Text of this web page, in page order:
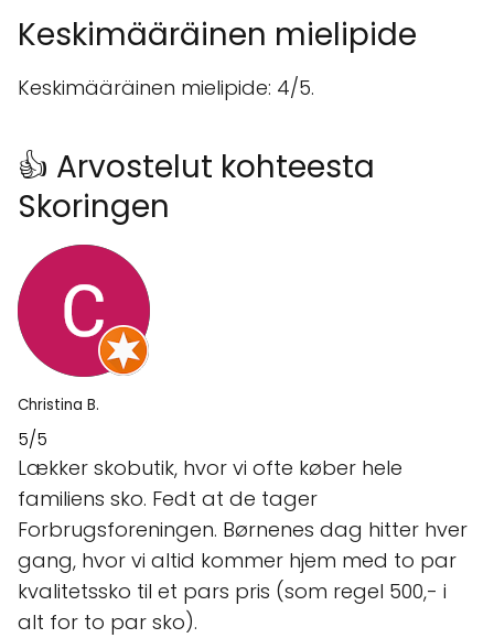
Keskimääräinen mielipide
Keskimääräinen mielipide: 4/5.
👍 Arvostelut kohteesta
Skoringen
Christina B.
5/5
Lækker skobutik, hvor vi ofte køber hele
familiens sko. Fedt at de tager
Forbrugsforeningen. Børnenes dag hitter hver
gang, hvor vi altid kommer hjem med to par
kvalitetssko til et pars pris (som regel 500,- i
alt for to par sko).